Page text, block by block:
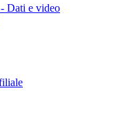
Dati e video